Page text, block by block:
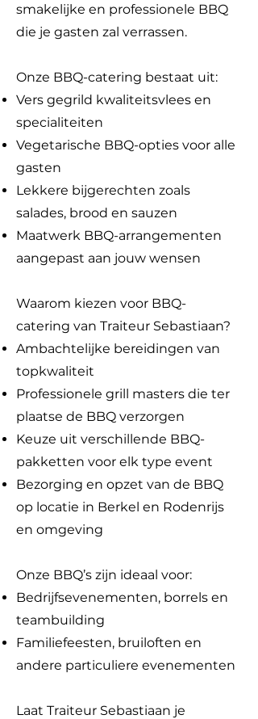
smakelijke en professionele BBQ
die je gasten zal verrassen.
Onze BBQ-catering bestaat uit:
Vers gegrild kwaliteitsvlees en
specialiteiten
Vegetarische BBQ-opties voor alle
gasten
Lekkere bijgerechten zoals
salades, brood en sauzen
Maatwerk BBQ-arrangementen
aangepast aan jouw wensen
Waarom kiezen voor BBQ-
catering van Traiteur Sebastiaan?
Ambachtelijke bereidingen van
topkwaliteit
Professionele grill masters die ter
plaatse de BBQ verzorgen
Keuze uit verschillende BBQ-
pakketten voor elk type event
Bezorging en opzet van de BBQ
op locatie in Berkel en Rodenrijs
en omgeving
Onze BBQ’s zijn ideaal voor:
Bedrijfsevenementen, borrels en
teambuilding
Familiefeesten, bruiloften en
andere particuliere evenementen
Laat Traiteur Sebastiaan je